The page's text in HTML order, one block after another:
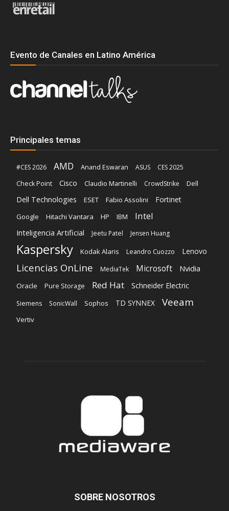
Evento de Canales en Latino América
Principales temas
#CES 2026 AMD Anand Eswaran ASUS
CES 2025
Check Point
Cisco Claudio Martinelli CrowdStrike Dell
Dell Technologies ESET Fabio Assolini Fortinet
Google Hitachi Vantara HP IBM Intel
Inteligencia Artificial Jeetu Patel Jensen Huang
Kaspersky Kodak Alaris Leandro Cuozzo Lenovo
Licencias OnLine MediaTek Microsoft Nvidia
Oracle Pure Storage Red Hat Schneider Electric
Siemens SonicWall Sophos TD SYNNEX Veeam
Vertiv
SOBRE NOSOTROS